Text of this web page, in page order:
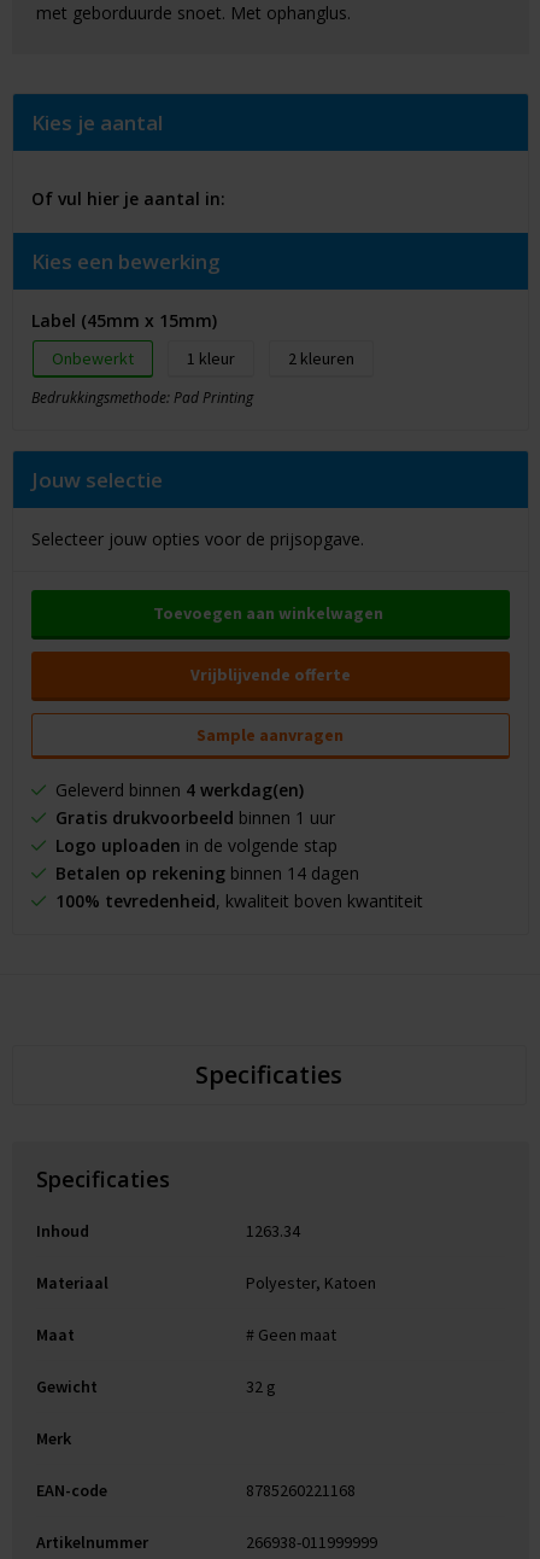
met geborduurde snoet. Met ophanglus.
Kies je aantal
Of vul hier je aantal in:
Kies een bewerking
Label (45mm x 15mm)
Onbewerkt 1 2
Bedrukkingsmethode: Pad Printing
Jouw selectie
Selecteer jouw opties voor de prijsopgave.
Toevoegen aan winkelwagen
Vrijblijvende offerte
Sample aanvragen
Geleverd binnen 4 werkdag(en)
Gratis drukvoorbeeld binnen 1 uur
Logo uploaden in de volgende stap
Betalen op rekeningbinnen 14 dagen
100% tevredenheid, kwaliteit boven kwantiteit
Specificaties
Specificaties
Inhoud 1263.34
Materiaal Polyester, Katoen
Maat # Geen maat
Gewicht 32 g
Merk
EAN-code 8785260221168
Artikelnummer 266938-011999999